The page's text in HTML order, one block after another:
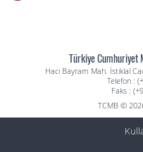
Türkiye Cumhuriyet
Hacı Bayram Mah. İstiklal
Telefon :
Faks :
TCMB ©